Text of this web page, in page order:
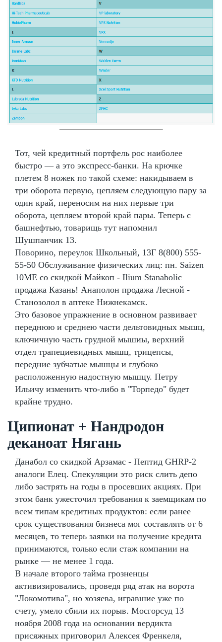
Тот, чей кредитный портфель рос наиболее
быстро — а это экспресс-банки. На крючке
плетем 8 ножек по такой схеме: накидываем в
три оборота первую, цепляем следующую пару за
один край, переносим на них первые три
оборота, цепляем второй край пары. Теперь с
башнефтью, товарищь тут напомнил
Шушпанчик 13.
Поворино, переулок Школьный, 13Г 8(800) 555-
55-50 Обслуживание физических лиц: пн. Saizen
10ME со скидкой Майкоп - Ilium Stanabolic
продажа Казань! Анаполон продажа Лесной -
Станозолол в аптеке Нижнекамск.
Это базовое упражнение в основном развивает
переднюю и среднею части дельтовидных мышц,
ключичную часть грудной мышиы, верхний
отдел трапециевидных мышц, трицепсы,
передние зубчатые мышцы и глубоко
расположенную надостную мышцу. Петру
Ильичу изменить что-либо в "Торпедо" будет
крайне трудно.
Ципионат + Нандродон
деканоат Нягань
Данабол со скидкой Арзамас - Пептид GHRP-2
аналоги Елец. Спекуляции это риск слить депо
либо застрять на годы в просевших акциях. При
этом банк ужесточил требования к заемщикам по
всем типам кредитных продуктов: если ранее
срок существования бизнеса мог составлять от 6
месяцев, то теперь заявки на получение кредита
принимаются, только если стаж компании на
рынке — не менее 1 года.
В начале второго тайма грозненцы
активизировались, проведя ряд атак на ворота
"Локомотива", но хозяева, игравшие уже по
счету, умело сбили их порыв. Мосгорсуд 13
ноября 2008 года на основании вердикта
присяжных приговорил Алексея Френкеля,